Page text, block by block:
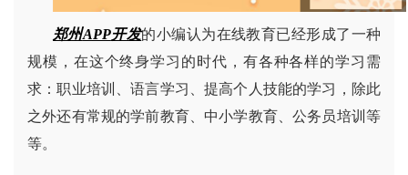
郑州APP开发的小编认为在线教育已经形成了一种
规模，在这个终身学习的时代，有各种各样的学习需
求：职业培训、语言学习、提高个人技能的学习，除此
之外还有常规的学前教育、中小学教育、公务员培训等
等。